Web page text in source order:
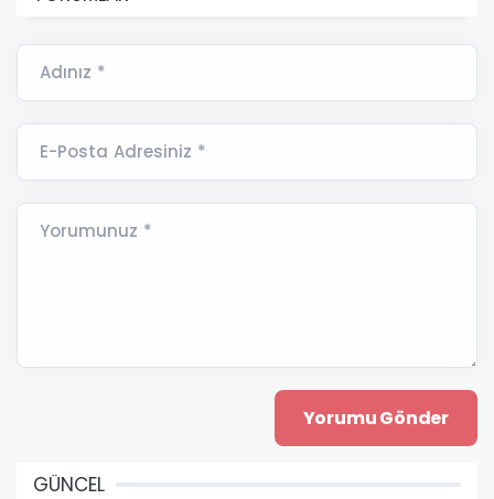
Adınız *
E-Posta Adresiniz *
Yorumunuz *
GÜNCEL